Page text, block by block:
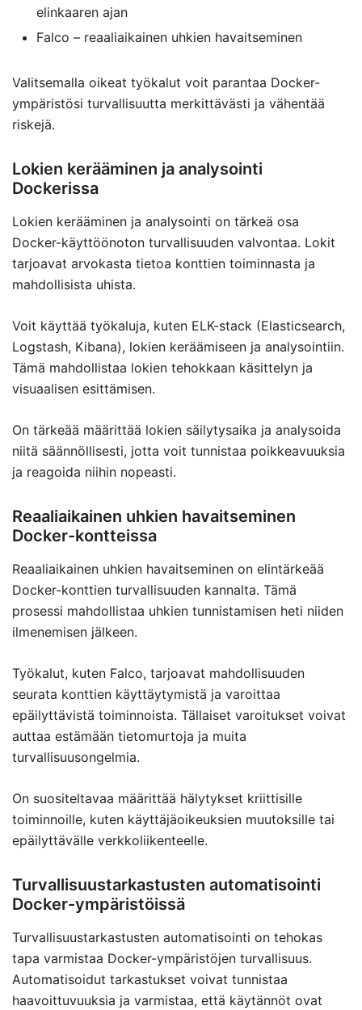
elinkaaren ajan
Falco – reaaliaikainen uhkien havaitseminen
Valitsemalla oikeat työkalut voit parantaa Docker-
ympäristösi turvallisuutta merkittävästi ja vähentää
riskejä.
Lokien kerääminen ja analysointi
Dockerissa
Lokien kerääminen ja analysointi on tärkeä osa
Docker-käyttöönoton turvallisuuden valvontaa. Lokit
tarjoavat arvokasta tietoa konttien toiminnasta ja
mahdollisista uhista.
Voit käyttää työkaluja, kuten ELK-stack (Elasticsearch,
Logstash, Kibana), lokien keräämiseen ja analysointiin.
Tämä mahdollistaa lokien tehokkaan käsittelyn ja
visuaalisen esittämisen.
On tärkeää määrittää lokien säilytysaika ja analysoida
niitä säännöllisesti, jotta voit tunnistaa poikkeavuuksia
ja reagoida niihin nopeasti.
Reaaliaikainen uhkien havaitseminen
Docker-kontteissa
Reaaliaikainen uhkien havaitseminen on elintärkeää
Docker-konttien turvallisuuden kannalta. Tämä
prosessi mahdollistaa uhkien tunnistamisen heti niiden
ilmenemisen jälkeen.
Työkalut, kuten Falco, tarjoavat mahdollisuuden
seurata konttien käyttäytymistä ja varoittaa
epäilyttävistä toiminnoista. Tällaiset varoitukset voivat
auttaa estämään tietomurtoja ja muita
turvallisuusongelmia.
On suositeltavaa määrittää hälytykset kriittisille
toiminnoille, kuten käyttäjäoikeuksien muutoksille tai
epäilyttävälle verkkoliikenteelle.
Turvallisuustarkastusten automatisointi
Docker-ympäristöissä
Turvallisuustarkastusten automatisointi on tehokas
tapa varmistaa Docker-ympäristöjen turvallisuus.
Automatisoidut tarkastukset voivat tunnistaa
haavoittuvuuksia ja varmistaa, että käytännöt ovat